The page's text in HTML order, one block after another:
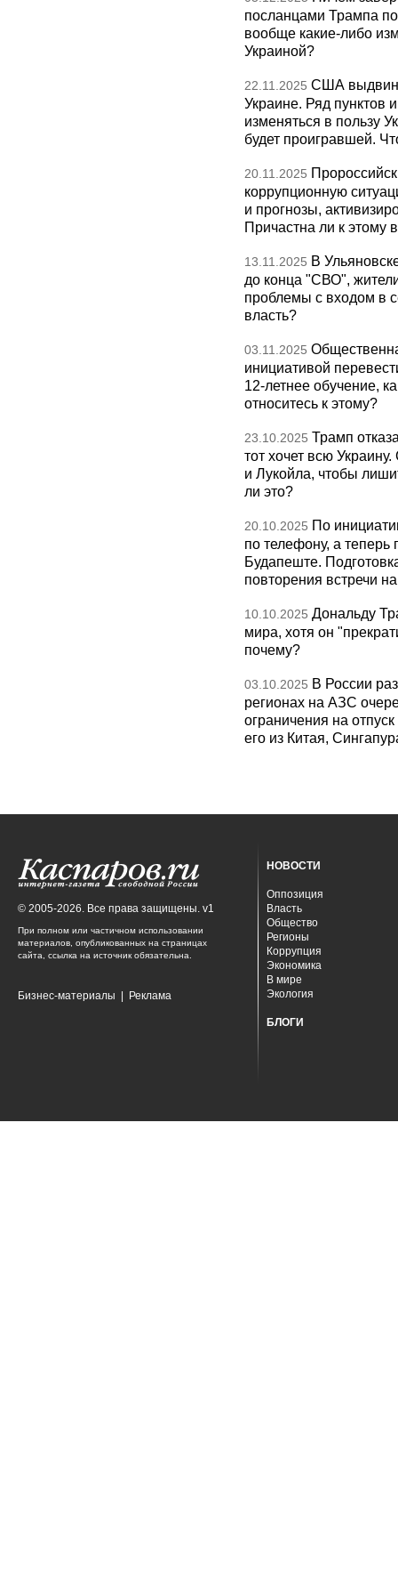
посланцами Трампа
вообще какие-либо
Украиной?
22.11.2025 США
Украине. Ряд пунктов
изменяться в пользу
будет проигравшей.
20.11.2025
коррупционную
и прогнозы,
Причастна ли к этому
13.11.2025 В
до конца "СВО",
проблемы с входом в
власть?
03.11.2025
инициативой
12-летнее обучение,
относитесь к этому?
23.10.2025 Трамп
тот хочет всю
и Лукойла, чтобы
ли это?
20.10.2025 По
по телефону, а теперь
Будапеште.
повторения встречи
10.10.2025 Дональду
мира, хотя он
почему?
03.10.2025 В России
регионах на АЗС
ограничения на
его из Китая,
© 2005-2026. Все права защищены. v1
При полном или частичном использовании
материалов, опубликованных на страницах
сайта, ссылка на источник обязательна.
Бизнес-материалы Реклама
НОВОСТИ
Оппозиция
Власть
Общество
Регионы
Коррупция
Экономика
В мире
Экология
БЛОГИ